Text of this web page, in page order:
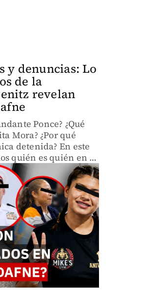
y denuncias: Lo
de la
revelan
Ponce? ¿Qué
Mora? ¿Por qué
detenida? En este
quién es quién en el
que murió tras
de la Academia